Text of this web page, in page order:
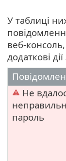
У таблиці
веб-консоль,
додаткові
Не
пароль